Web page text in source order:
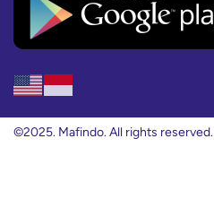
©2025. Mafindo. All rights reserved.